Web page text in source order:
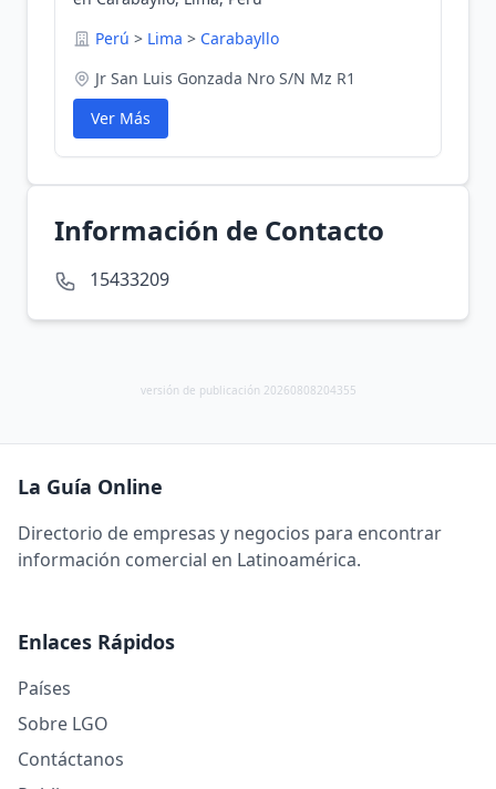
Perú > Lima > Carabayllo
Jr San Luis Gonzada Nro S/N Mz R1
Ver Más
Información de Contacto
15433209
versión de publicación 20260808204355
La Guía Online
Directorio de empresas y negocios para encontrar
información comercial en Latinoamérica.
Enlaces Rápidos
Países
Sobre LGO
Contáctanos